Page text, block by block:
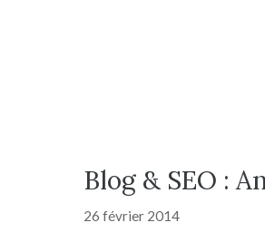
Blog & SEO :
26 février 2014